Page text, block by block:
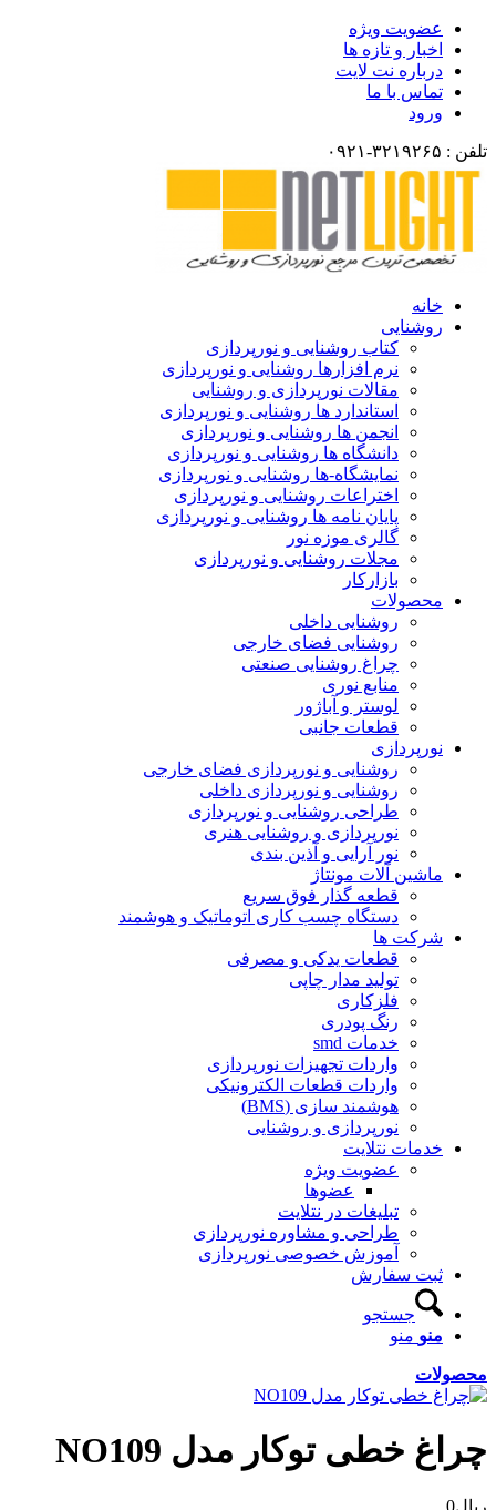
عضویت ویژه
اخبار و تازه ها
درباره نت لایت
تماس با ما
ورود
تلفن : ۳۲۱۹۲۶۵-۰۹۲۱
خانه
روشنایی
کتاب روشنایی و نورپردازی
نرم افزارها روشنایی و نورپردازی
مقالات نورپردازی و روشنایی
استاندارد ها روشنایی و نورپردازی
انجمن ها روشنایی و نورپردازی
دانشگاه ها روشنایی و نورپردازی
نمایشگاه-ها روشنایی و نورپردازی
اختراعات روشنایی و نورپردازی
پایان نامه ها روشنایی و نورپردازی
گالری موزه نور
مجلات روشنایی و نورپردازی
بازارکار
محصولات
روشنایی داخلی
روشنایی فضای خارجی
چراغ روشنایی صنعتی
منابع نوری
لوستر و آباژور
قطعات جانبی
نورپردازی
روشنایی و نورپردازی فضای خارجی
روشنایی و نورپردازی داخلی
طراحی روشنایی و نورپردازی
نورپردازی و روشنایی هنری
نور آرایی و آذین بندی
ماشین آلات مونتاژ
قطعه گذار فوق سریع
دستگاه چسب کاری اتوماتیک و هوشمند
شرکت ها
قطعات یدکی و مصرفی
تولید مدار چاپی
فلزکاری
رنگ پودری
خدمات smd
واردات تجهیزات نورپردازی
واردات قطعات الکترونیکی
هوشمند سازی (BMS)
نورپردازی و روشنایی
خدمات نتلایت
عضویت ویژه
عضوها
تبلیغات در نتلایت
طراحی و مشاوره نورپردازی
آموزش خصوصی نورپردازی
ثبت سفارش
جستجو
منو منو
محصولات
چراغ خطی توکار مدل NO109
ریال0